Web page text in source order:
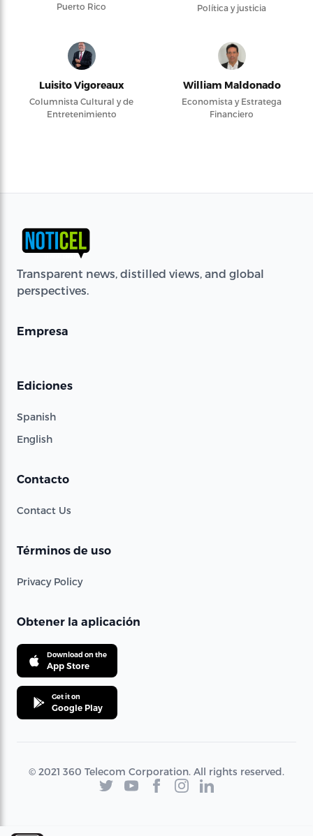
Puerto Rico
Política y justicia
Luisito Vigoreaux
Columnista Cultural y de
Entretenimiento
William Maldonado
Economista y Estratega
Financiero
Transparent news, distilled views, and global
perspectives.
Empresa
Ediciones
Spanish
English
Contacto
Contact Us
Términos de uso
Privacy Policy
Obtener la aplicación
Download on the
App Store
Get it on
Google Play
© 2021 360 Telecom Corporation. All rights reserved.